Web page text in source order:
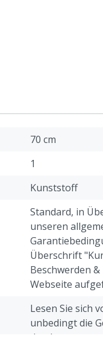
70 cm
1
Kunststoff
Standard, in
unseren
Überschrift
Beschwerden
Webseite
Lesen Sie sich
unbedingt die
durch.